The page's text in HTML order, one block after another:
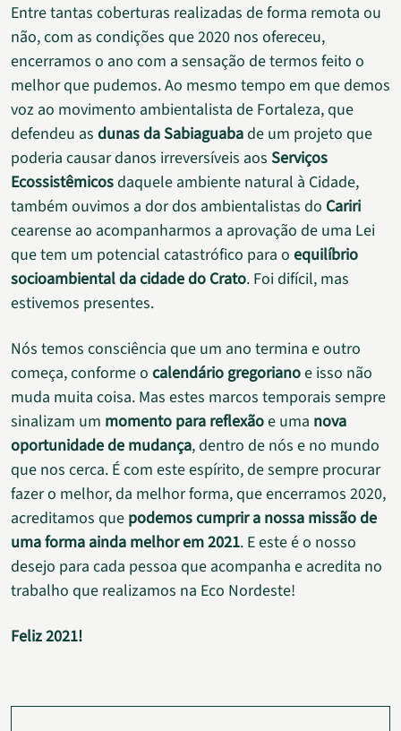
Entre tantas coberturas realizadas de forma remota ou
não, com as condições que 2020 nos ofereceu,
encerramos o ano com a sensação de termos feito o
melhor que pudemos. Ao mesmo tempo em que demos
voz ao movimento ambientalista de Fortaleza, que
defendeu as dunas da Sabiaguabade um projeto que
poderia causar danos irreversíveis aos Serviços
Ecossistêmicosdaquele ambiente natural à Cidade,
também ouvimos a dor dos ambientalistas do Cariri
cearense ao acompanharmos a aprovação de uma Lei
que tem um potencial catastrófico para o equilíbrio
socioambiental da cidade do Crato. Foi difícil, mas
estivemos presentes.
Nós temos consciência que um ano termina e outro
começa, conforme o calendário gregorianoe isso não
muda muita coisa. Mas estes marcos temporais sempre
sinalizam um momento para reflexãoe uma nova
oportunidade de mudança, dentro de nós e no mundo
que nos cerca. É com este espírito, de sempre procurar
fazer o melhor, da melhor forma, que encerramos 2020,
acreditamos que podemos cumprir a nossa missão de
uma forma ainda melhor em 2021. E este é o nosso
desejo para cada pessoa que acompanha e acredita no
trabalho que realizamos na Eco Nordeste!
Feliz 2021!